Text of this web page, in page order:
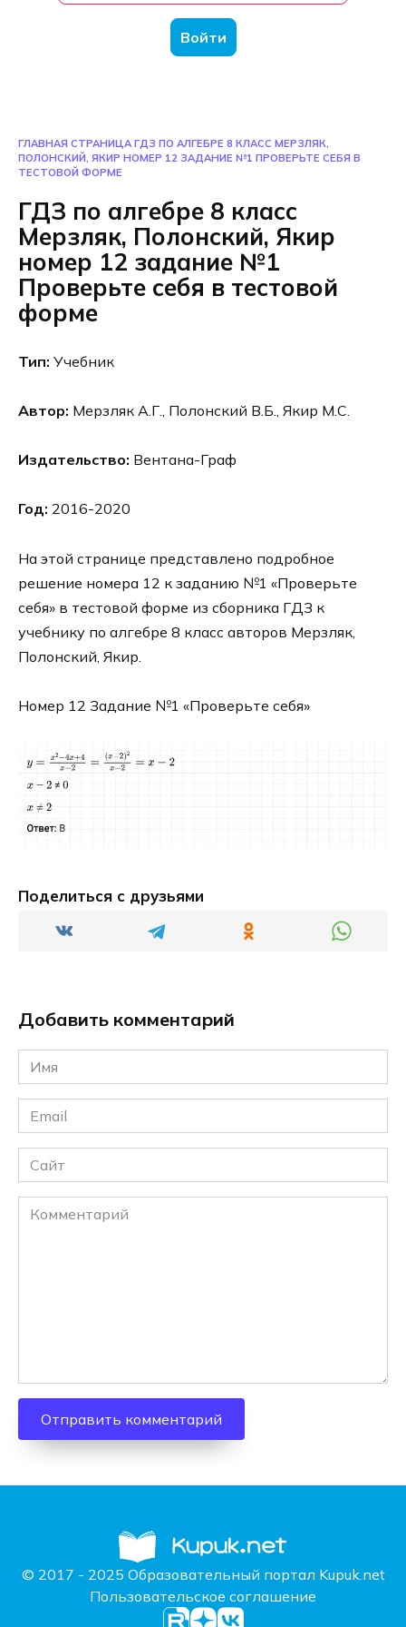
Войти
ГЛАВНАЯ СТРАНИЦА ГДЗ ПО АЛГЕБРЕ 8 КЛАСС МЕРЗЛЯК,
ПОЛОНСКИЙ, ЯКИР НОМЕР 12 ЗАДАНИЕ №1 ПРОВЕРЬТЕ СЕБЯ В
ТЕСТОВОЙ ФОРМЕ
ГДЗ по алгебре 8 класс
Мерзляк, Полонский, Якир
номер 12 задание №1
Проверьте себя в тестовой
форме
Тип: Учебник
Автор: Мерзляк А.Г., Полонский В.Б., Якир М.С.
Издательство: Вентана-Граф
Год: 2016-2020
На этой странице представлено подробное
решение номера 12 к заданию №1 «Проверьте
себя» в тестовой форме из сборника ГДЗ к
учебнику по алгебре 8 класс авторов Мерзляк,
Полонский, Якир.
Номер 12 Задание №1 «Проверьте себя»
Поделиться с друзьями
Добавить комментарий
Имя
*
Email
*
Сайт
Комментарий
© 2017 - 2025 Образовательный портал Kupuk.net
Пользовательское соглашение